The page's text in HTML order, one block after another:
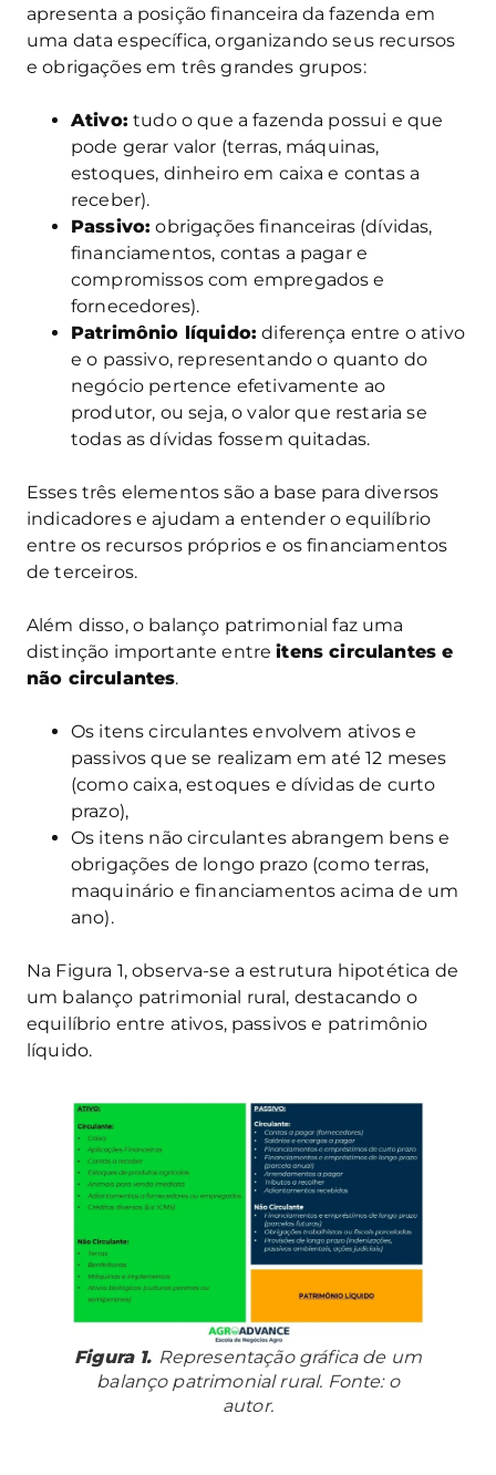
apresenta a posição financeira da fazenda em
uma data específica, organizando seus recursos
e obrigações em três grandes grupos:
Ativo: tudo o que a fazenda possui e que
pode gerar valor (terras, máquinas,
estoques, dinheiro em caixa e contas a
receber).
Passivo: obrigações financeiras (dívidas,
financiamentos, contas a pagar e
compromissos com empregados e
fornecedores).
Patrimônio líquido: diferença entre o ativo
e o passivo, representando o quanto do
negócio pertence efetivamente ao
produtor, ou seja, o valor que restaria se
todas as dívidas fossem quitadas.
Esses três elementos são a base para diversos
indicadores e ajudam a entender o equilíbrio
entre os recursos próprios e os financiamentos
de terceiros.
Além disso, o balanço patrimonial faz uma
distinção importante entreitens circulantes e
não circulantes.
Os itens circulantes envolvem ativos e
passivos que se realizam em até 12 meses
(como caixa, estoques e dívidas de curto
prazo),
Os itens não circulantes abrangem bens e
obrigações de longo prazo (como terras,
maquinário e financiamentos acima de um
ano).
Na Figura 1, observa-se a estrutura hipotética de
um balanço patrimonial rural, destacando o
equilíbrio entre ativos, passivos e patrimônio
líquido.
Figura 1. Representação gráfica de um
balanço patrimonial rural. Fonte: o
autor.